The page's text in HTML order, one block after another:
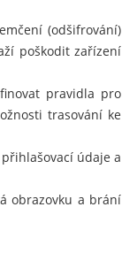
(odšifrování)
poškodit zařízení
pravidla pro
trasování ke
údaje a
obrazovku a brání